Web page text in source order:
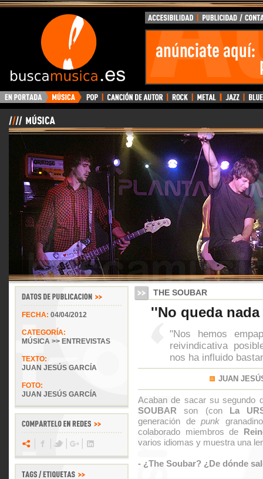
BuscaMusica.es
FECHA: 04/04/2012
CATEGORÍA:
MÚSICA >> ENTREVISTAS
TEXTO:
JUAN JESÚS GARCÍA
FOTO:
JUAN JESÚS GARCÍA
THE SOUBAR
''No queda
"Nos hemos
reivindicativa
nos ha influido
JUAN
Acaban de sacar su segundo
SOUBAR son (con La
generación depunk
colaborado miembros de
varios idiomas y muestra una
- ¿The Soubar? ¿De dónde